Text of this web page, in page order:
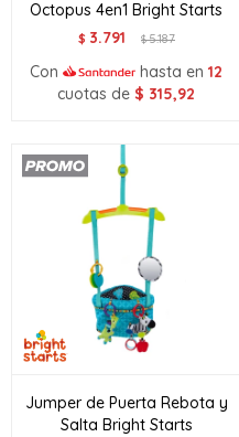
Octopus 4en1 Bright Starts
$ 3.791 $5.187
Con hasta en 12
cuotas de $ 315,92
Jumper de Puerta Rebota y
Salta Bright Starts